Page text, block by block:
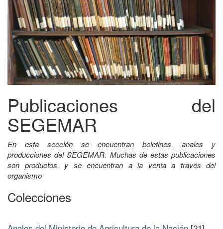
Publicaciones del
SEGEMAR
En esta sección se encuentran boletines, anales y
producciones del SEGEMAR. Muchas de estas publicaciones
son productos, y se encuentran a la venta a través del
organismo
Colecciones